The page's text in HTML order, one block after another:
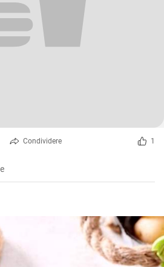
Condividere 1